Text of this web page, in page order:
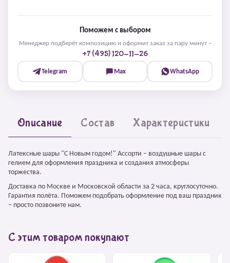
Поможем с выбором
Менеджер подберёт композицию и оформит заказ за пару минут –
+7 (495) 120-11-26
Telegram Max WhatsApp
Описание Состав Характеристики
Латексные шары "С Новым годом!" Ассорти – воздушные шары с
гелием для оформления праздника и создания атмосферы
торжества.
Доставка по Москве и Московской области за 2 часа, круглосуточно.
Гарантия полёта. Поможем подобрать оформление под ваш праздник
– просто позвоните нам.
С этим товаром покупают